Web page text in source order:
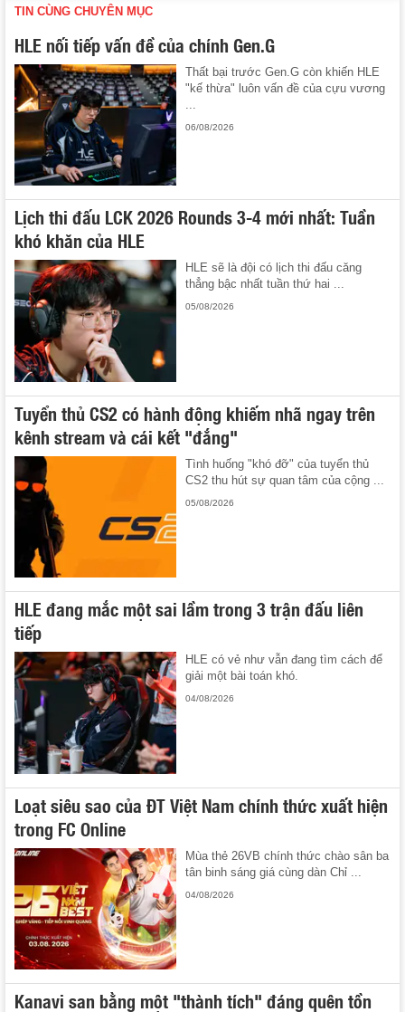
TIN CÙNG CHUYÊN MỤC
HLE nối tiếp vấn đề của chính Gen.G
Thất bại trước Gen.G còn khiến HLE
"kế thừa" luôn vấn đề của cựu vương
...
06/08/2026
Lịch thi đấu LCK 2026 Rounds 3-4 mới nhất: Tuần
khó khăn của HLE
HLE sẽ là đội có lịch thi đấu căng
thẳng bậc nhất tuần thứ hai ...
05/08/2026
Tuyển thủ CS2 có hành động khiếm nhã ngay trên
kênh stream và cái kết "đắng"
Tình huống "khó đỡ" của tuyển thủ
CS2 thu hút sự quan tâm của cộng ...
05/08/2026
HLE đang mắc một sai lầm trong 3 trận đấu liên
tiếp
HLE có vẻ như vẫn đang tìm cách để
giải một bài toán khó.
04/08/2026
Loạt siêu sao của ĐT Việt Nam chính thức xuất hiện
trong FC Online
Mùa thẻ 26VB chính thức chào sân ba
tân binh sáng giá cùng dàn Chỉ ...
04/08/2026
Kanavi san bằng một "thành tích" đáng quên tồn